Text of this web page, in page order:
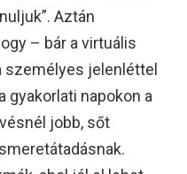
Aztán
– bár a virtuális
személyes jelenléttel
gyakorlati napokon a
jobb, sőt